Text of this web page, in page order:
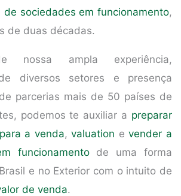
de sociedades em funcionamento,
de duas décadas.
nossa ampla experiência,
diversos setores e presença
parcerias mais de 50 países de
podemos te auxiliar a preparar
a venda,valuation evender a
funcionamentode uma forma
e no Exterior com o intuito de
de venda.